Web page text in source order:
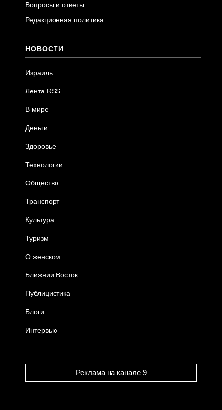
Вопросы и ответы
Редакционная политика
НОВОСТИ
Израиль
Лента RSS
В мире
Деньги
Здоровье
Технологии
Общество
Транспорт
Культура
Туризм
О женском
Ближний Восток
Публицистика
Блоги
Интервью
Реклама на канале 9